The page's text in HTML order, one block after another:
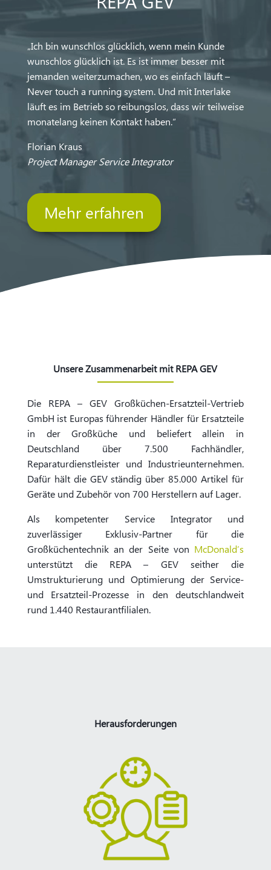
„Ich bin wunschlos glücklich, wenn mein Kunde
wunschlos glücklich ist. Es ist immer besser mit
jemanden weiterzumachen, wo es einfach läuft –
Never touch a running system. Und mit Interlake
läuft es im Betrieb so reibungslos, dass wir teilweise
monatelang keinen Kontakt haben.“
Florian Kraus
Project Manager Service Integrator
Mehr erfahren
Unsere Zusammenarbeit mit REPA GEV
Die REPA – GEV Großküchen-Ersatzteil-Vertrieb
GmbH ist Europas führender Händler für Ersatzteile
in der Großküche und beliefert allein in
Deutschland über 7.500 Fachhändler,
Reparaturdienstleister und Industrieunternehmen.
Dafür hält die GEV ständig über 85.000 Artikel für
Geräte und Zubehör von 700 Herstellern auf Lager.
Als kompetenter Service Integrator und
zuverlässiger Exklusiv-Partner für die
Großküchentechnik an der Seite von McDonald’s
unterstützt die REPA – GEV seither die
Umstrukturierung und Optimierung der Service-
und Ersatzteil-Prozesse in den deutschlandweit
rund 1.440 Restaurantfilialen.
Herausforderungen